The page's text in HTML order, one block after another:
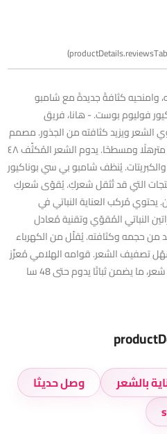
كثافةً جديدةً مع شامبو
فوليوم بوست. - هانا، فريق
الشعر ويزيد كثافته من الجذور. مصمم
للشعر الضعيف والخفيف الذي يبدو مترهلًا ومسطحًا. يدوم الشعر المُكثّف ٤٨
يُنظف شامبو بي سي بوناكيور
التي قد تُثقل شعركِ. يُقوّى شعركِ
يحتوي مُركب العناية النباتي في
النباتي المُقوّي وتقنية مُعادل
من حجمه وكثافته. يُقلّل من الكهرباء
تصفيف الشعر. قوامه الهلامي مُعزّز
ما يضمن ثباتًا يدوم حتى 48 سا
بالشعر
وصل حديثا